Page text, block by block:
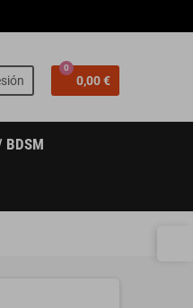
0
0,00 €
BDSM